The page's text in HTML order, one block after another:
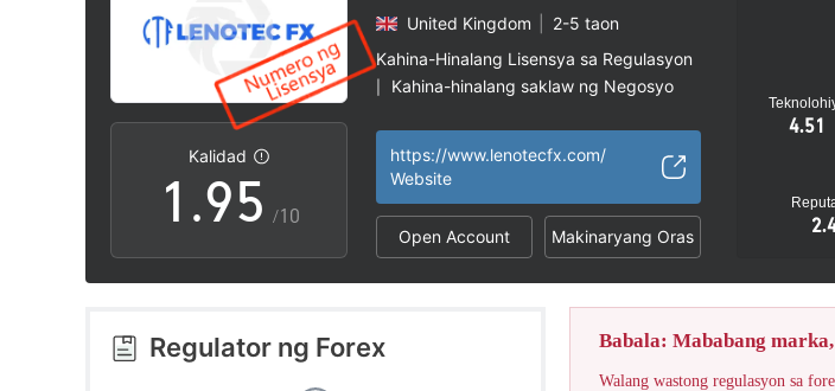
Kalidad
0
1
2
3
.
7
8
9
3
4
5
6
7
/10
United Kingdom
2-5 taon
Kahina-Hinalang Lisensya sa Regulasyon
Kahina-hinalang saklaw ng Negosyo
https://www.lenotecfx.com/
Website
Open Account Makinaryang Oras
4.51
Regulator ng Forex Babala: Mababang
Walang wastong regulasyon sa